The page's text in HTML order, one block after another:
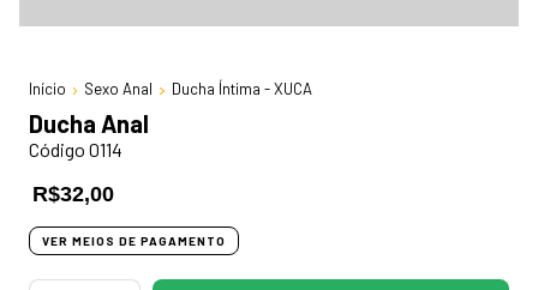
Início Sexo Anal Ducha Íntima - XUCA
Ducha Anal
Código 0114
R$32,00
VER MEIOS DE PAGAMENTO